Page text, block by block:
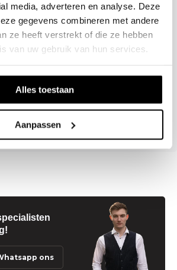
media, adverteren en analyse. Deze
gegevens combineren met andere
ze heeft verstrekt of die ze hebben
van uw gebruik van hun services.
Alles toestaan
Aanpassen
cm
ons